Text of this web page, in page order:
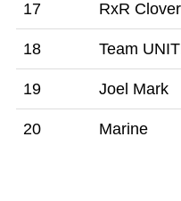
17 RxR Clover
18 Team
19 Joel Mark
20 Marine